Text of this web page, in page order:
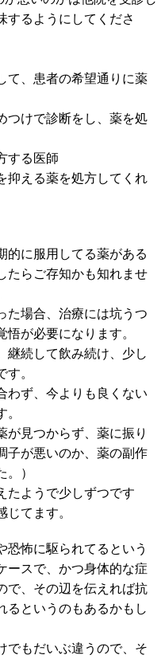
するようにしてくださ
て、患者の希望通りに薬
つけで診断をし、薬を処
する医師
抑える薬を処方してくれ
的に服用してる薬がある
たらご存知かも知れませ
た場合、治療には坑うつ
が必要になります。
継続して飲み続け、少し
。
わず、今よりも良くない
が見つからず、薬に振り
子が悪いのか、薬の副作
）
たようで少しずつです
てます。
恐怖に駆られてるという
ースで、かつ身体的な症
で、その辺を伝えれば抗
るというのもあるかもし
でもだいぶ違うので、そ